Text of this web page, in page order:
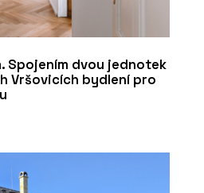
Spojením dvou jednotek
Vršovicích bydlení pro